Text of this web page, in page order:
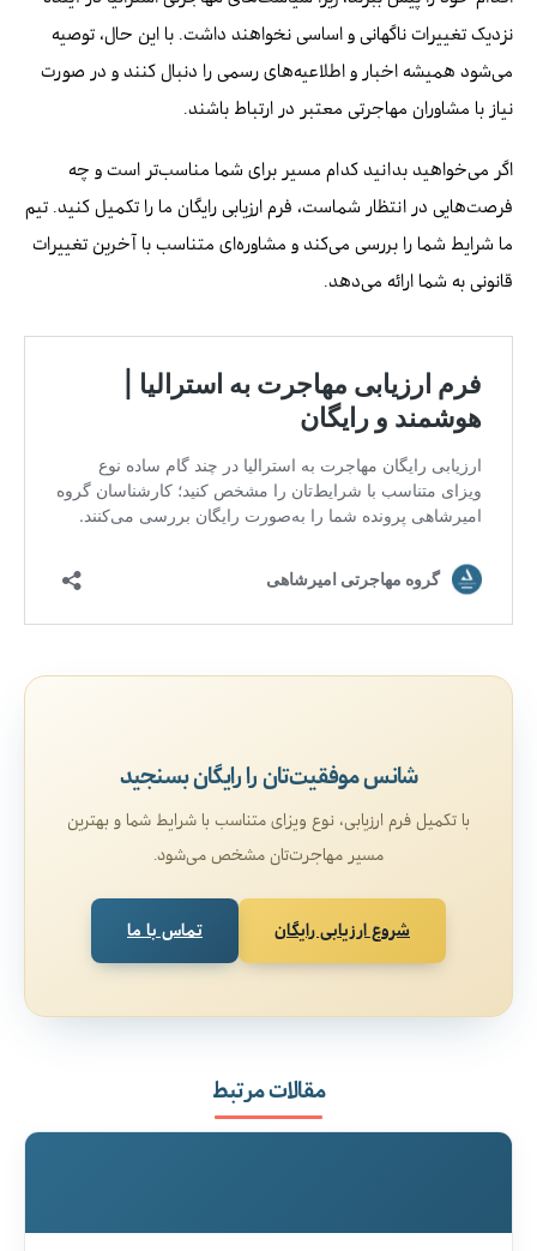
نزدیک تغییرات ناگهانی و اساسی نخواهند داشت. با این حال، توصیه
می‌شود همیشه اخبار و اطلاعیه‌های رسمی را دنبال کنند و در صورت
نیاز با مشاوران مهاجرتی معتبر در ارتباط باشند.
اگر می‌خواهید بدانید کدام مسیر برای شما مناسب‌تر است و چه
فرصت‌هایی در انتظار شماست، فرم ارزیابی رایگان ما را تکمیل کنید. تیم
ما شرایط شما را بررسی می‌کند و مشاوره‌ای متناسب با آخرین تغییرات
قانونی به شما ارائه می‌دهد.
شانس موفقیت‌تان را رایگان بسنجید
با تکمیل فرم ارزیابی، نوع ویزای متناسب با شرایط شما و بهترین
مسیر مهاجرت‌تان مشخص می‌شود.
شروع ارزیابی رایگان تماس با ما
مقالات مرتبط